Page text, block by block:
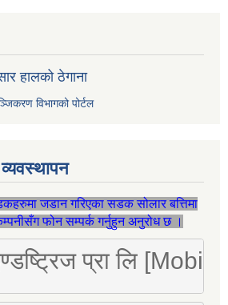
हालको ठेगाना
विभागको पोर्टल
जडान गरिएका सडक सोलार बत्तिमा
फोन सम्पर्क गर्नुहुन अनुरोध छ ।
प्रा लि